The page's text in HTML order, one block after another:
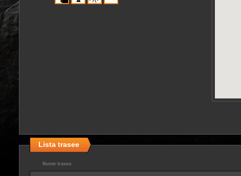
Lista trasee
Nume traseu